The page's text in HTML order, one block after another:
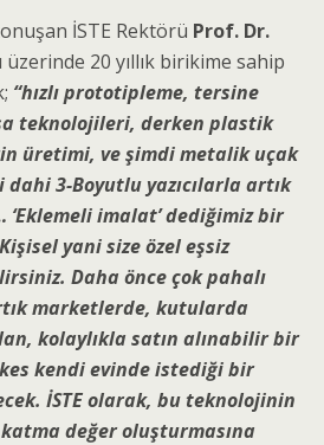
İSTE Rektörü Prof. Dr.
üzerinde 20 yıllık birikime sahip
“hızlı prototipleme, tersine
teknolojileri, derken plastik
üretimi, ve şimdi metalik uçak
3-Boyutlu yazıcılarla artık
imalat’ dediğimiz bir
yani size özel eşsiz
Daha önce çok pahalı
marketlerde, kutularda
kolaylıkla satın alınabilir bir
kendi evinde istediği bir
İSTE olarak, bu teknolojinin
katma değer oluşturmasına